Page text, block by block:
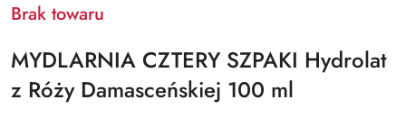
Brak towaru
MYDLARNIA CZTERY SZPAKI Hydrolat
z Róży Damasceńskiej 100 ml